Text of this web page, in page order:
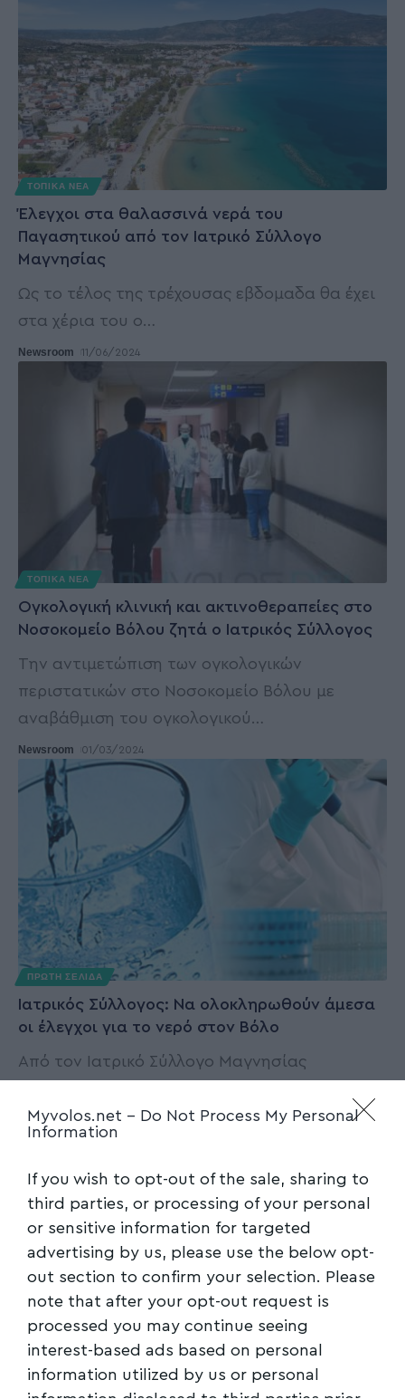
Myvolos.net - Do Not Process My Personal
Information
If you wish to opt-out of the sale, sharing to
third parties, or processing of your personal
or sensitive information for targeted
advertising by us, please use the below opt-
out section to confirm your selection. Please
note that after your opt-out request is
processed you may continue seeing
interest-based ads based on personal
information utilized by us or personal
ΤΟΠΙΚΑ ΝΕΑ
Έλεγχοι στα θαλασσινά νερά του
Παγασητικού από τον Ιατρικό Σύλλογο
Μαγνησίας
Ως το τέλος της τρέχουσας εβδομαδα θα έχει
στα χέρια του ο…
Newsroom 11/06/2024
ΤΟΠΙΚΑ ΝΕΑ
Ογκολογική κλινική και ακτινοθεραπείες στο
Νοσοκομείο Βόλου ζητά ο Ιατρικός Σύλλογος
Την αντιμετώπιση των ογκολογικών
περιστατικών στο Νοσοκομείο Βόλου με
αναβάθμιση του ογκολογικού…
Newsroom 01/03/2024
ΠΡΩΤΗ ΣΕΛΙΔΑ
Ιατρικός Σύλλογος: Να ολοκληρωθούν άμεσα
οι έλεγχοι για το νερό στον Βόλο
Από τον Ιατρικό Σύλλογο Μαγνησίας
ΠΟΥ…
ΤΟΠΙΚΑ ΝΕΑ